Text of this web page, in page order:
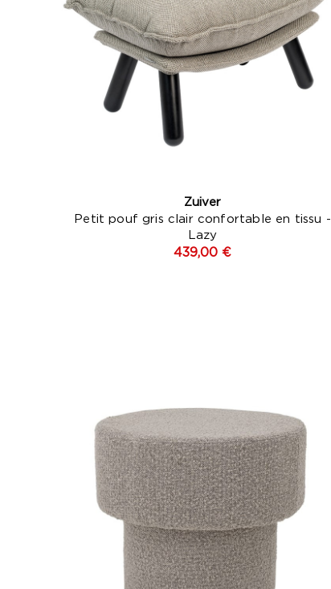
Zuiver
Petit pouf gris clair confortable en tissu -
Lazy
439,00 €